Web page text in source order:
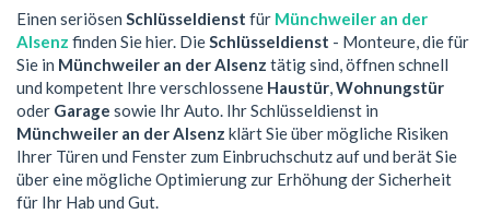
Einen seriösen Schlüsseldienst für Münchweiler an der
Alsenz finden Sie hier. DieSchlüsseldienst - Monteure, die für
Sie in Münchweiler an der Alsenz tätig sind, öffnen schnell
und kompetent Ihre verschlossene Haustür,Wohnungstür
oder Garage sowie Ihr Auto. Ihr Schlüsseldienst in
Münchweiler an der Alsenz klärt Sie über mögliche Risiken
Ihrer Türen und Fenster zum Einbruchschutz auf und berät Sie
über eine mögliche Optimierung zur Erhöhung der Sicherheit
für Ihr Hab und Gut.